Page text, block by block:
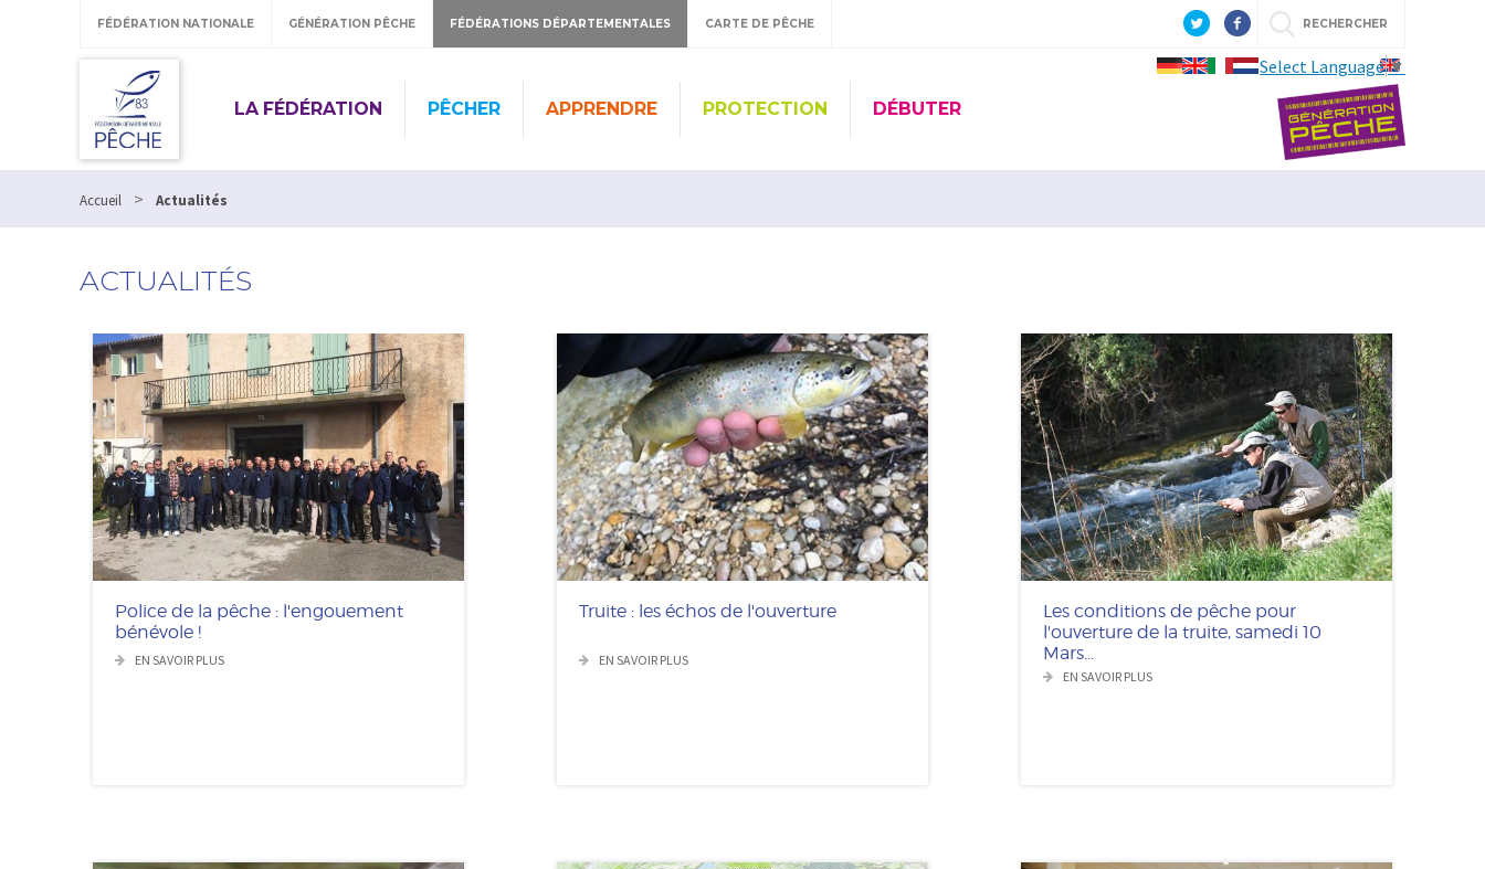
Select Language▼
FÉDÉRATION NATIONALE GÉNÉRATION PÊCHE FÉDÉRATIONS DÉPARTEMENTALES CARTE DE PÊCHE RECHERCHER
LA FÉDÉRATION PÊCHER APPRENDRE PROTECTION DÉBUTER
Accueil > Actualités
ACTUALITÉS
Police de la pêche : l'engouement
bénévole !
EN SAVOIR PLUS
Truite : les échos de l'ouverture
EN SAVOIR PLUS
Les conditions de pêche pour
l'ouverture de la truite, samedi 10
Mars...
EN SAVOIR PLUS